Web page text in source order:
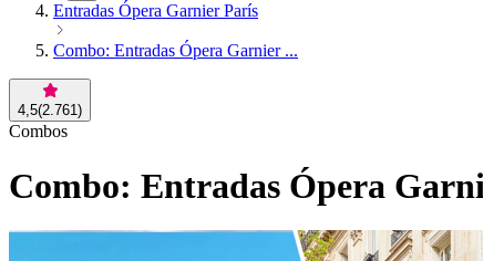
Entradas Ópera Garnier París
Combo: Entradas Ópera Garnier ...
4,5(2.761)
Combos
Combo: Entradas Ópera